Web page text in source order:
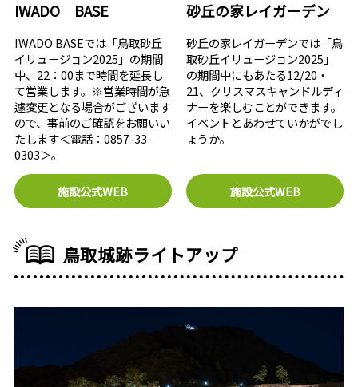
IWADO BASE
IWADO BASEでは「鳥取砂丘
イリュージョン2025」の期間
中、22：00まで時間を延長し
て営業します。※営業時間が急
遽変更となる場合がございます
ので、事前のご確認をお願いい
たします＜電話：0857-33-
0303＞。
施設公式WEB
砂丘の家レイガーデン
砂丘の家レイガーデンでは「鳥
取砂丘イリュージョン2025」
の期間中にもあたる12/20・
21、クリスマスキャンドルディ
ナーを楽しむことができます。
イベントとあわせていかがでし
ょうか。
施設公式WEB
鳥取城跡ライトアップ